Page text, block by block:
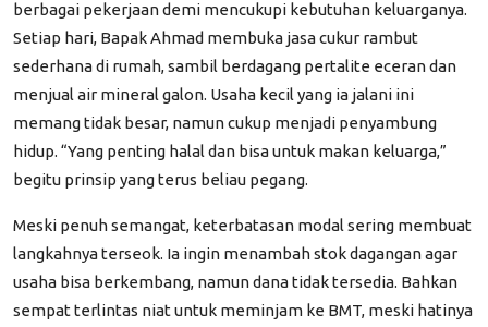
berbagai pekerjaan demi mencukupi kebutuhan keluarganya.
Setiap hari, Bapak Ahmad membuka jasa cukur rambut
sederhana di rumah, sambil berdagang pertalite eceran dan
menjual air mineral galon. Usaha kecil yang ia jalani ini
memang tidak besar, namun cukup menjadi penyambung
hidup. “Yang penting halal dan bisa untuk makan keluarga,”
begitu prinsip yang terus beliau pegang.
Meski penuh semangat, keterbatasan modal sering membuat
langkahnya terseok. Ia ingin menambah stok dagangan agar
usaha bisa berkembang, namun dana tidak tersedia. Bahkan
sempat terlintas niat untuk meminjam ke BMT, meski hatinya